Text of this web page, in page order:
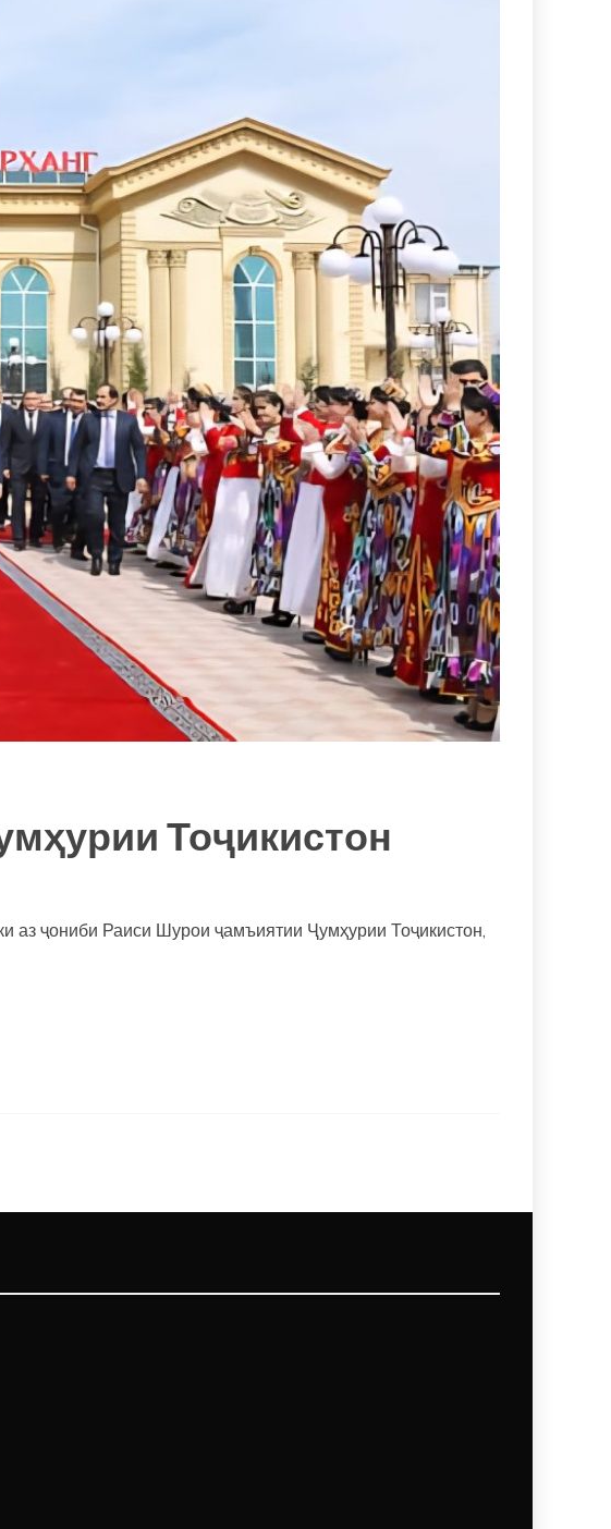
Тоҷикистон
ҷониби Раиси Шурои ҷамъиятии Ҷумҳурии Тоҷикистон,